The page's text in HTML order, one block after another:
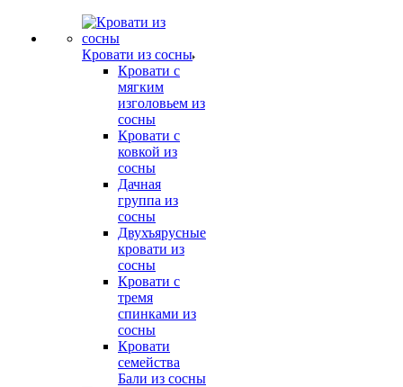
Кровати из сосны
Кровати с
мягким
изголовьем из
сосны
Кровати с
ковкой из
сосны
Дачная
группа из
сосны
Двухъярусные
кровати из
сосны
Кровати с
тремя
спинками из
сосны
Кровати
семейства
Бали из сосны